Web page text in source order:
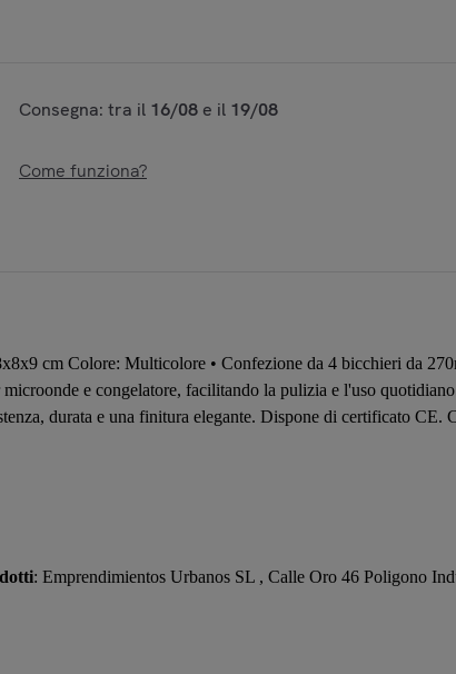
Consegna: tra il 16/08 e il 19/08
Come funziona?
cm Colore: Multicolore • Confezione da 4 bicchieri da
e congelatore, facilitando la pulizia e l'uso
durata e una finitura elegante. Dispone di certificato CE.
: Emprendimientos Urbanos SL , Calle Oro 46 Poligono